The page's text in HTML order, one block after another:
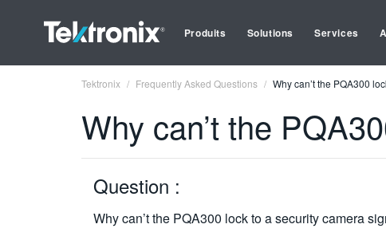
Produits Solutions Services
Tektronix Frequently Asked Questions Why can’t the PQA300
Why can’t the
Question :
Why can’t the PQA300 lock to a security camera